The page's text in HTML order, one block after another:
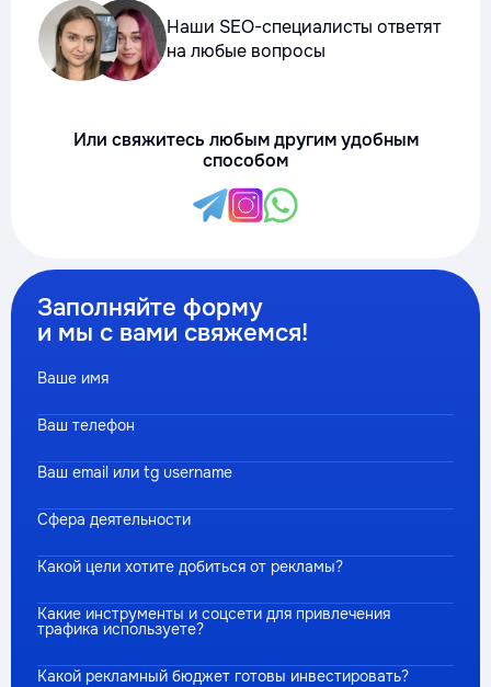
Наши SEO-специалисты ответят
на любые вопросы
Или свяжитесь любым другим удобным
способом
Заполняйте форму
и мы с вами свяжемся!
Ваше имя
Ваш телефон
Ваш email или tg username
Сфера деятельности
Какой цели хотите добиться от рекламы?
Какие инструменты и соцсети для привлечения
трафика используете?
Какой рекламный бюджет готовы инвестировать?